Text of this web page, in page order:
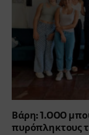
Βάρη: 1.000
πυρόπληκτους